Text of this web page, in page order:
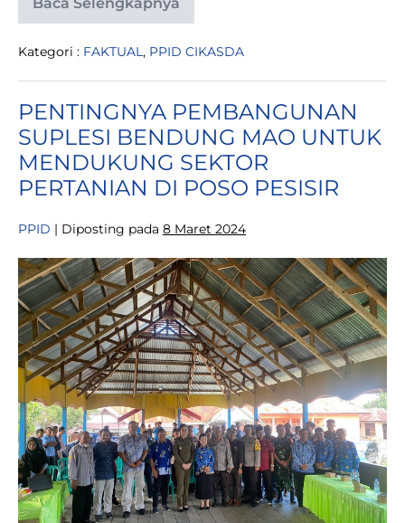
SAMBUT
RAMADHAN,
WANITA
(DWP)
CIKASDA
PROVINSI
SULTENG
SALURKAN
TALI
KASIH
KE
PESANTREN
TAHFIZH
QUR’AN
PALU
Kategori : FAKTUAL , PPID CIKASDA
PENTINGNYA PEMBANGUNAN
SUPLESI BENDUNG MAO UNTUK
MENDUKUNG SEKTOR
PERTANIAN DI POSO PESISIR
PPID | Diposting pada 8 Maret 2024
PENTINGNYA
PEMBANGUNAN
SUPLESI
BENDUNG
MAO
UNTUK
MENDUKUNG
SEKTOR
PERTANIAN
DI
POSO